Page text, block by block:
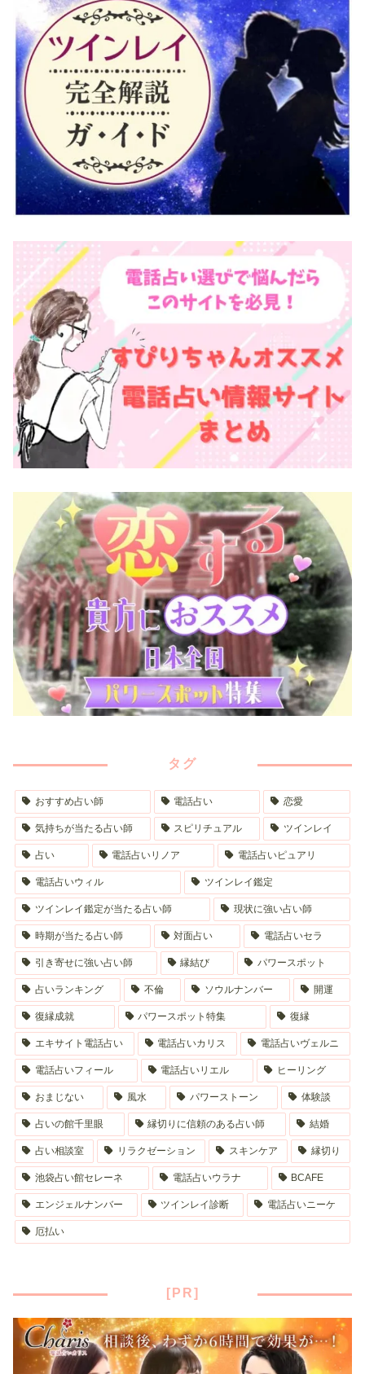
タグ
おすすめ占い師 電話占い 恋愛
気持ちが当たる占い師 スピリチュアル ツインレイ
占い 電話占いリノア 電話占いピュアリ
電話占いウィル ツインレイ鑑定
ツインレイ鑑定が当たる占い師 現状に強い占い師
時期が当たる占い師 対面占い 電話占いセラ
引き寄せに強い占い師 縁結び パワースポット
占いランキング 不倫 ソウルナンバー 開運
復縁成就 パワースポット特集 復縁
エキサイト電話占い 電話占いカリス 電話占いヴェルニ
電話占いフィール 電話占いリエル ヒーリング
おまじない 風水 パワーストーン 体験談
占いの館千里眼 縁切りに信頼のある占い師 結婚
占い相談室 リラクゼーション スキンケア 縁切り
池袋占い館セレーネ 電話占いウラナ BCAFE
エンジェルナンバー ツインレイ診断 電話占いニーケ
厄払い
[PR]